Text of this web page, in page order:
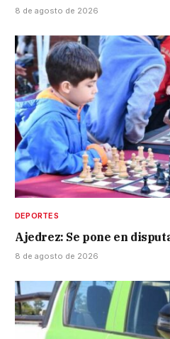
8 de agosto de 2026
DEPORTES
Ajedrez: Se pone en
8 de agosto de 2026